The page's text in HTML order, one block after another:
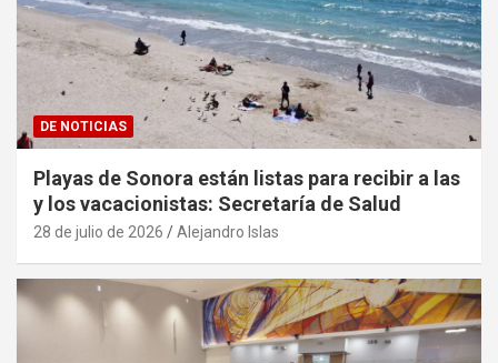
DE NOTICIAS
Playas de Sonora están listas para recibir a las
y los vacacionistas: Secretaría de Salud
28 de julio de 2026 Alejandro Islas